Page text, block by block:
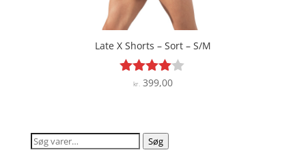
Late X Shorts – Sort – S/M
Vurderet
kr. 399,00
Søg
Søg